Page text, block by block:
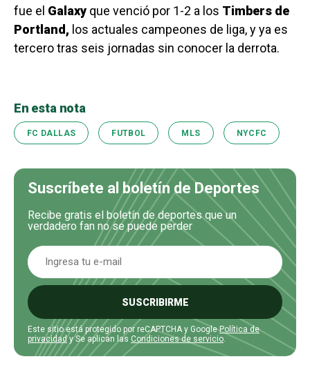
fue el Galaxy que venció por 1-2 a los Timbers de
Portland, los actuales campeones de liga, y ya es
tercero tras seis jornadas sin conocer la derrota.
En esta nota
FC DALLAS FUTBOL MLS NYCFC
Suscríbete al boletín de Deportes
Recibe gratis el boletín de deportes que un
verdadero fan no se puede perder
SUSCRIBIRME
Este sitio está protegido por reCAPTCHA y GooglePolítica de
privacidady Se aplican las Condiciones de servicio